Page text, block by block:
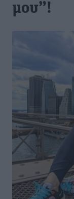
μου”!